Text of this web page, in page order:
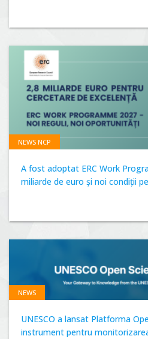
NEWS NCP
A fost adoptat ERC Work
miliarde de euro și noi condiții
NEWS
UNESCO a lansat Platforma
instrument pentru